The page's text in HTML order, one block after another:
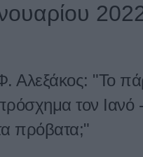
Αλεξάκος: "Το
τον Ιανό
πρόβατα;"